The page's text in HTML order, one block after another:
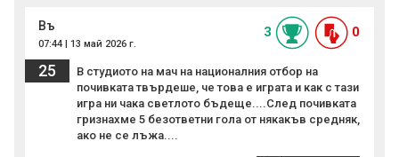
Въ
07:44 | 13 май 2026 г.
3 0
25
В студиото на мач на националния отбор на
почивката твърдеше, че това е играта и как с тази
игра ни чака светлото бъдеще....След почивката
гризнахме 5 безответни гола от някакъв средняк,
ако не се лъжа....